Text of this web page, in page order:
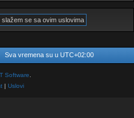
Sva vremena su u UTC+02:00
Software
| Uslovi